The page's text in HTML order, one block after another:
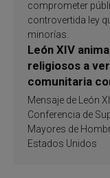
comprometer
controvertida ley
minorías.
León XIV
religiosos a
comunitaria
de inspiración y
santificación
Mensaje de León
Conferencia de
Mayores de
Estados Unidos